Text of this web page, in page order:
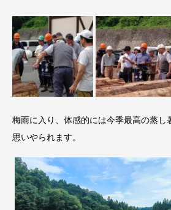
梅雨に入り、体感的には今季最高の蒸し
思いやられます。